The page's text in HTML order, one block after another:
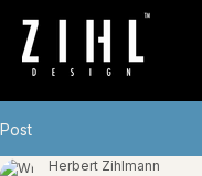
Post
Herbert Zihlmann